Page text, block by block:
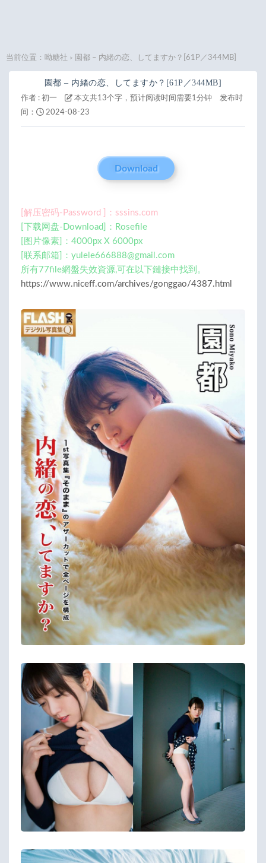
当前位置： 呦糖社 > 園都 – 内緒の恋、してますか？[61P／344MB]
園都 – 内緒の恋、してますか？[61P／344MB]
作者 : 初一 本文共13个字，预计阅读时间需要1分钟
发布时
间：
2024-08-23
Download
[解压密码-Password ]：sssins.com
[下载网盘-Download]：Rosefile
[图片像素]：4000px X 6000px
[联系邮箱]： yulele666888@gmail.com
所有77file網盤失效資源,可在以下鏈接中找到。
https://www.niceff.com/archives/gonggao/4387.html